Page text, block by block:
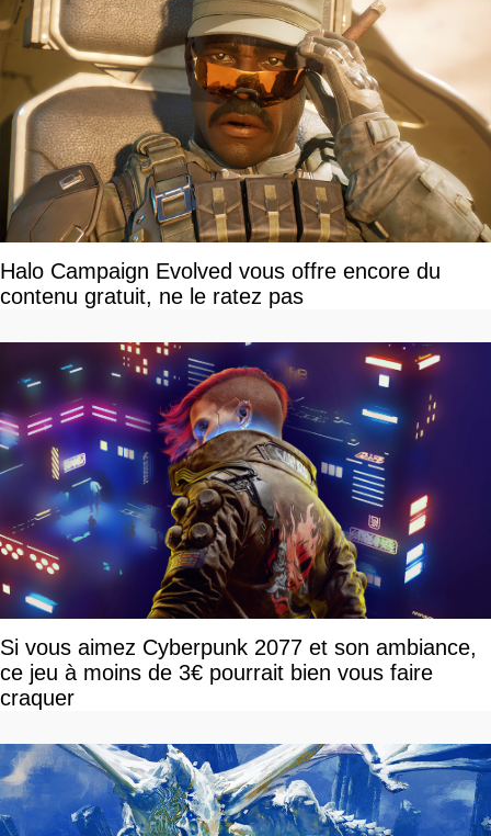
Halo Campaign Evolved vous offre encore du
contenu gratuit, ne le ratez pas
Si vous aimez Cyberpunk 2077 et son ambiance,
ce jeu à moins de 3€ pourrait bien vous faire
craquer